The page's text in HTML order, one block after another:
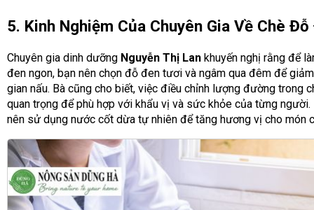
5. Kinh Nghiệm Của Chuyên Gia Về Chè
Chuyên gia dinh dưỡng Nguyễn Thị Lan khuyến nghị rằng để
đen ngon, bạn nên chọn đỗ đen tươi và ngâm qua đêm để
gian nấu. Bà cũng cho biết, việc điều chỉnh lượng đường trong
quan trọng để phù hợp với khẩu vị và sức khỏe của từng người.
nên sử dụng nước cốt dừa tự nhiên để tăng hương vị cho món